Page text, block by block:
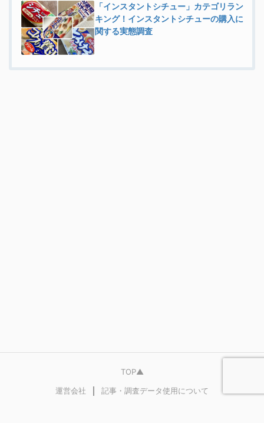
「インスタントシチュー」カテゴリラン
キング！インスタントシチューの購入に
関する実態調査
TOP▲
運営会社
｜ 記事・調査データ使用について